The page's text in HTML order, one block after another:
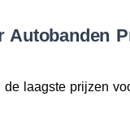
Autobanden
de laagste prijzen